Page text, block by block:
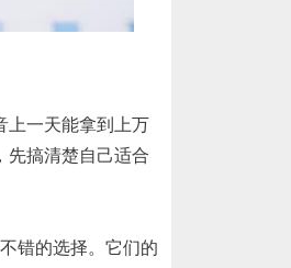
上一天能拿到上万
先搞清楚自己适合
错的选择。它们的